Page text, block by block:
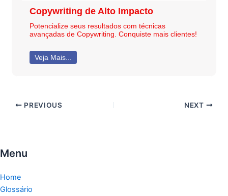
Copywriting de Alto Impacto
Potencialize seus resultados com técnicas
avançadas de Copywriting. Conquiste mais clientes!
Veja Mais...
PREVIOUS NEXT
Menu
Home
Glossário